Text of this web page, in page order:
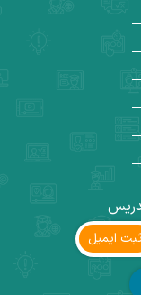
‌ایمیل